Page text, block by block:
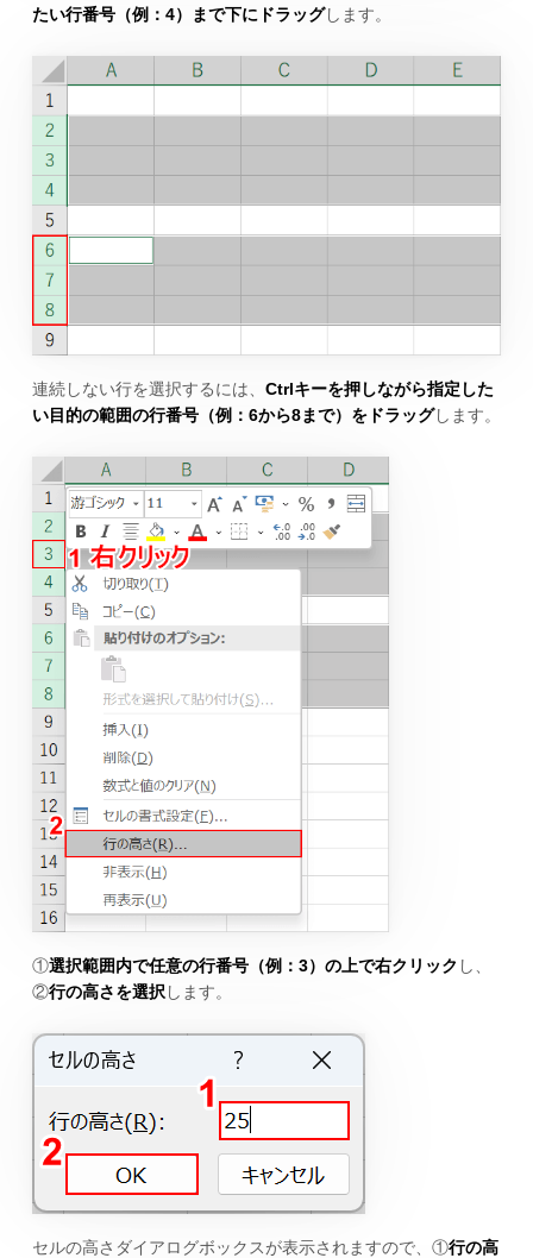
たい行番号（例：4）まで下にドラッグします。
連続しない行を選択するには、 Ctrlキーを押しながら指定した
い目的の範囲の行番号（例：6から8まで）をドラッグします。
①選択範囲内で任意の行番号（例：3）の上で右クリック し、
②行の高さを選択 します。
セルの高さダイアログボックスが表示されますので、①行の高